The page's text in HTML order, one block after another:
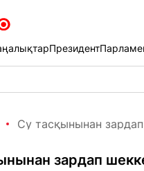
Президент
Су тасқынынан
зардап